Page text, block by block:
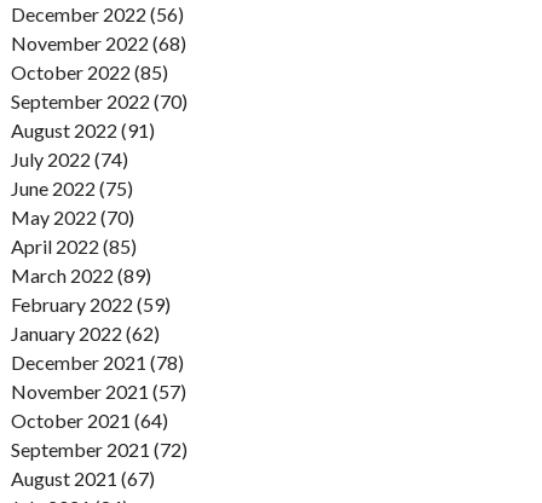
December 2022 (56)
November 2022 (68)
October 2022 (85)
September 2022 (70)
August 2022 (91)
July 2022 (74)
June 2022 (75)
May 2022 (70)
April 2022 (85)
March 2022 (89)
February 2022 (59)
January 2022 (62)
December 2021 (78)
November 2021 (57)
October 2021 (64)
September 2021 (72)
August 2021 (67)